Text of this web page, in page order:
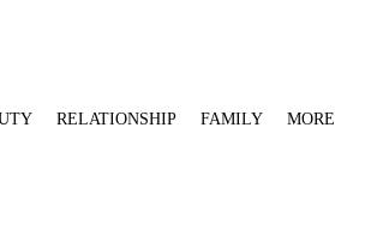
RELATIONSHIP FAMILY MORE